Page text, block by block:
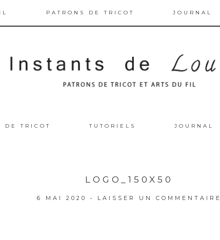
PATRONS DE TRICOT JOURNAL
DE TRICOT TUTORIELS JOURNAL
LOGO_150X50
6 MAI 2020 • LAISSER UN COMMENTAIRE